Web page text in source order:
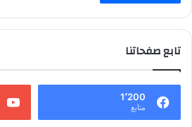
تابع صفحاتنا
1٬200
متابع